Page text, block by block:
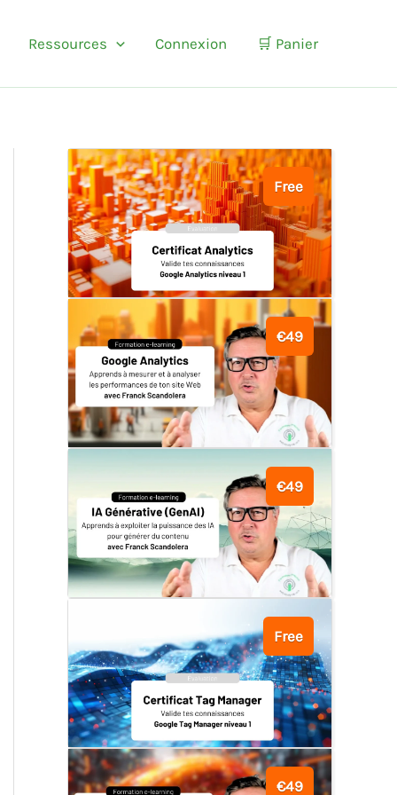
Ressources Connexion 🛒 Panier
Free
€49
€49
Free
€49